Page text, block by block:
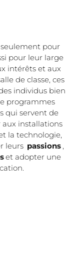
pour
pour leur large
intérêts et aux
de classe, ces
individus bien
programmes
qui servent de
installations
la technologie,
leurs passions ,
et adopter une